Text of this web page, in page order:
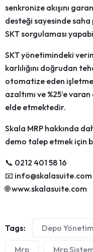
senkronize akışını
desteği sayesinde
SKT sorgulaması
SKT yönetimindeki
karlılığını doğrudan
otomatize eden
azaltımı ve %25‘e
elde etmektedir.
Skala MRP hakkında
demo talep etmek için
📞 0212 401 58 16
📧 info@skalasuite.com
🌐www.skalasuite.com
Tags: Depo
Mrp Mrp